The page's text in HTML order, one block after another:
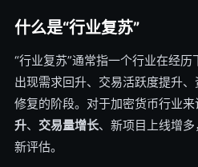
什么是“行业复苏”
“行业复苏”通常指一个行业在经
出现需求回升、交易活跃度提升
修复的阶段。对于加密货币行业
升、 交易量增长、新项目上线增
新评估。